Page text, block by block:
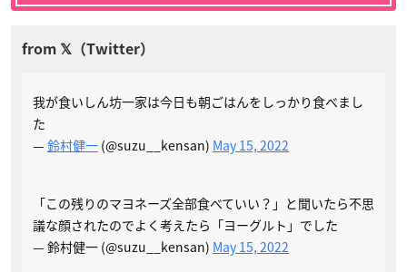
我が食いしん坊一家は今日も朝ごはんをしっかり食べまし
た
— 鈴村健一 (@suzu__kensan) May 15, 2022
「この残りのマヨネーズ全部食べていい？」と聞いたら不思
議な顔されたのでよく考えたら「ヨーグルト」でした
— 鈴村健一 (@suzu__kensan) May 15, 2022